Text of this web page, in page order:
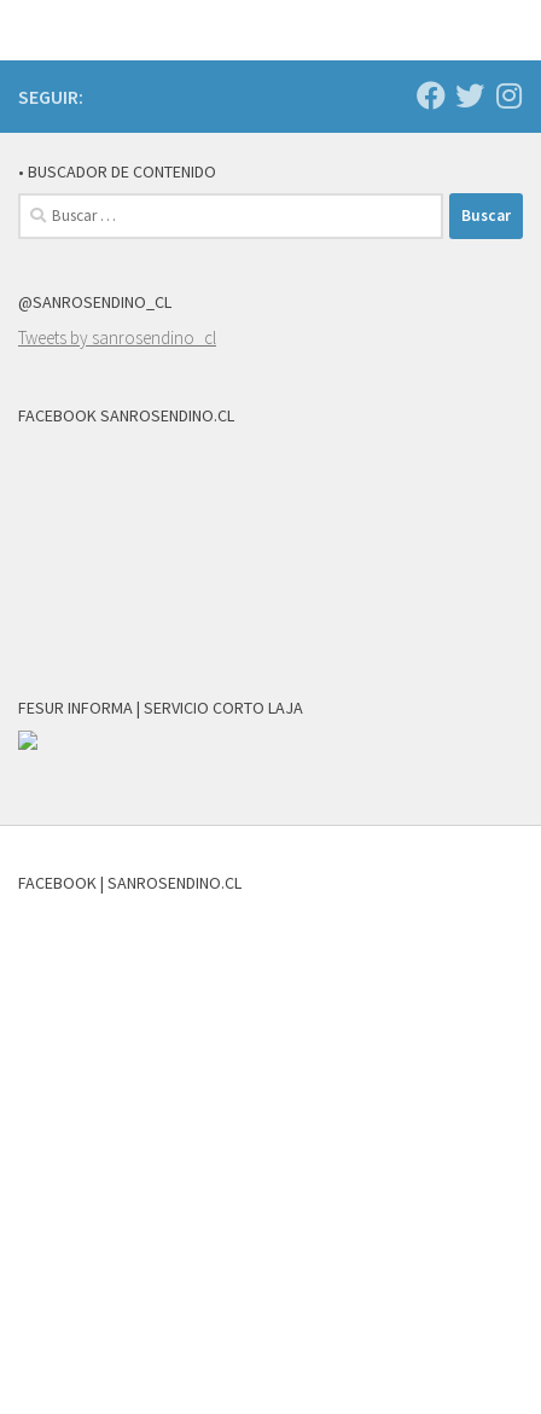
SEGUIR:
• BUSCADOR DE CONTENIDO
Buscar:
@SANROSENDINO_CL
Tweets by sanrosendino_cl
FACEBOOK SANROSENDINO.CL
FESUR INFORMA | SERVICIO CORTO LAJA
FACEBOOK | SANROSENDINO.CL